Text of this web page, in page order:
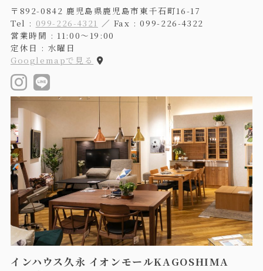
〒892-0842 鹿児島県鹿児島市東千石町16-17
Tel : 099-226-4321 ／ Fax : 099-226-4322
営業時間 : 11:00〜19:00
定休日 : 水曜日
Googlemapで見る
インハウス久永 イオンモールKAGOSHIMA